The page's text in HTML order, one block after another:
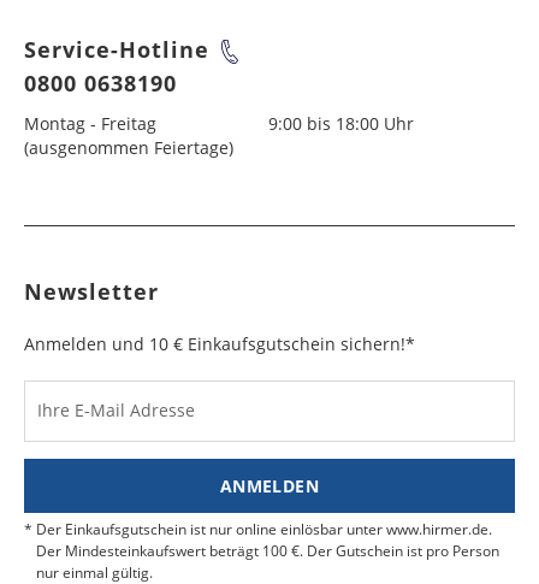
Service-Hotline
0800 0638190
Montag - Freitag
9:00 bis 18:00 Uhr
(ausgenommen Feiertage)
Newsletter
Anmelden und 10 € Einkaufsgutschein sichern!*
Ihre E-Mail Adresse
ANMELDEN
Der Einkaufsgutschein ist nur online einlösbar unter www.hirmer.de.
Der Mindesteinkaufswert beträgt 100 €. Der Gutschein ist pro Person
nur einmal gültig.